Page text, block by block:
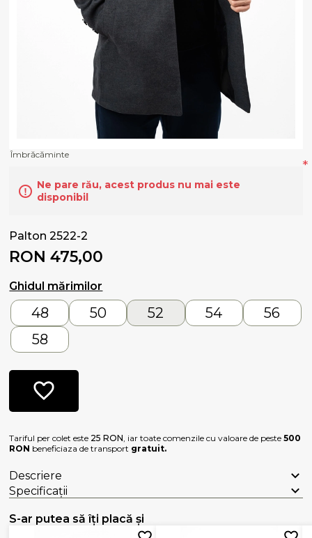
Îmbrăcăminte
Ne pare rău, acest produs nu mai este
disponibil
Palton 2522-2
RON 475,00
Ghidul mărimilor
*
48 50 52 54
56
58
Tariful per colet este 25 RON, iar toate comenzile cu valoare de peste500
RON beneficiaza de transport gratuit.
Descriere
Specificații
S-ar putea să îți placă și